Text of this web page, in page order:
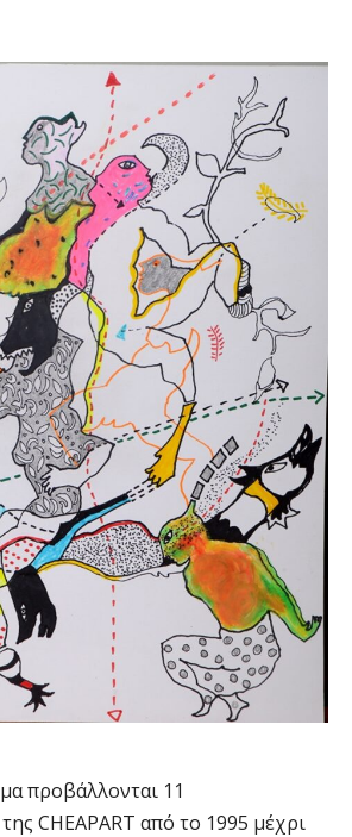
προβάλλονται 11
CHEAPART από το 1995 μέχρι